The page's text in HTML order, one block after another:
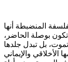
المنضبطة أنها
تكون بوصلة الحاضر،
بل تبدل جلدها
الأخلاقي والإيماني